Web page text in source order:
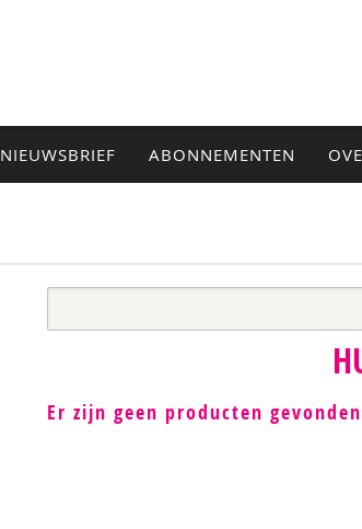
NIEUWSBRIEF ABONNEMENTEN
Er zijn geen producten